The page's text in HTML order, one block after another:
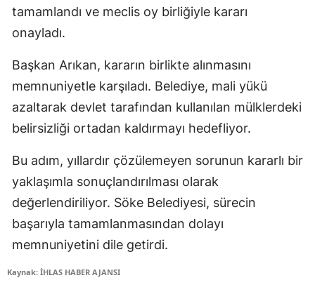
tamamlandı ve meclis oy birliğiyle kararı
onayladı.
Başkan Arıkan, kararın birlikte alınmasını
memnuniyetle karşıladı. Belediye, mali yükü
azaltarak devlet tarafından kullanılan mülklerdeki
belirsizliği ortadan kaldırmayı hedefliyor.
Bu adım, yıllardır çözülemeyen sorunun kararlı bir
yaklaşımla sonuçlandırılması olarak
değerlendiriliyor. Söke Belediyesi, sürecin
başarıyla tamamlanmasından dolayı
memnuniyetini dile getirdi.
Kaynak: İHLAS HABER AJANSI